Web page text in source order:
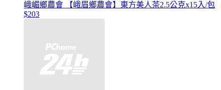
峨嵋鄉農會 【峨眉鄉農會】東方美人茶2.5公克x15入/包
$203